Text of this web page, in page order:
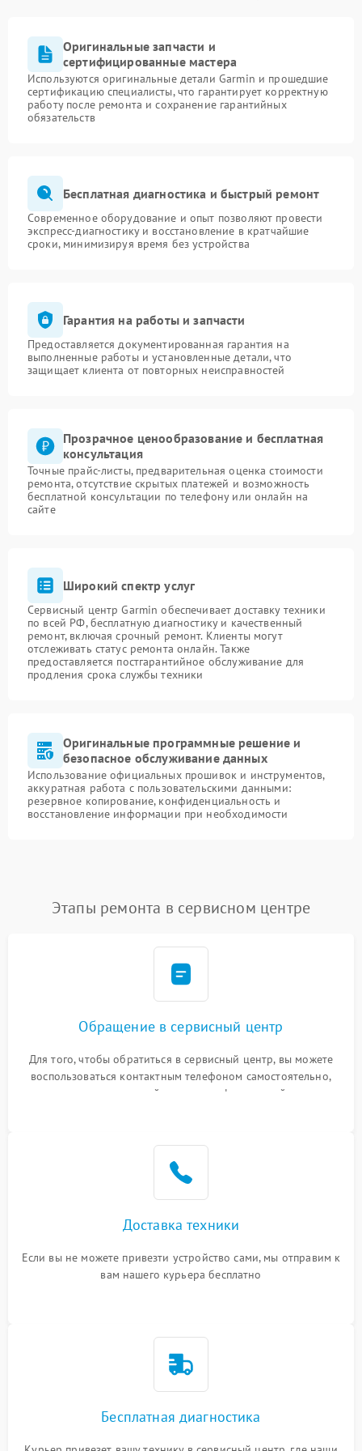
долговечности и работоспособности.
Контакты
Наши специалисты помогут вам в кратчайшие
сроки:
Оригинальные запчасти и
сертифицированные мастера
Используются оригинальные детали Garmin и прошедшие
сертификацию специалисты, что гарантирует корректную
работу после ремонта и сохранение гарантийных
обязательств
Бесплатная диагностика и быстрый ремонт
Современное оборудование и опыт позволяют провести
экспресс-диагностику и восстановление в кратчайшие
сроки, минимизируя время без устройства
Гарантия на работы и запчасти
Предоставляется документированная гарантия на
выполненные работы и установленные детали, что
защищает клиента от повторных неисправностей
Прозрачное ценообразование и бесплатная
консультация
Точные прайс-листы, предварительная оценка стоимости
ремонта, отсутствие скрытых платежей и возможность
бесплатной консультации по телефону или онлайн на
сайте
Широкий спектр услуг
Сервисный центр Garmin обеспечивает доставку техники
по всей РФ, бесплатную диагностику и качественный
ремонт, включая срочный ремонт. Клиенты могут
отслеживать статус ремонта онлайн. Также
предоставляется постгарантийное обслуживание для
продления срока службы техники
Оригинальные программные решение и
безопасное обслуживание данных
Использование официальных прошивок и инструментов,
аккуратная работа с пользовательскими данными:
резервное копирование, конфиденциальность и
восстановление информации при необходимости
Этапы ремонта в сервисном центре
Обращение в сервисный центр
Для того, чтобы обратиться в сервисный центр, вы можете
воспользоваться контактным телефоном самостоятельно,
или оставить свой номер телефона на сайте
Доставка техники
Если вы не можете привезти устройство сами, мы отправим к
вам нашего курьера бесплатно
Бесплатная диагностика